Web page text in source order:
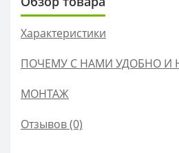
Характеристики
ПОЧЕМУ С НАМИ УДОБНО И
МОНТАЖ
Отзывов (0)